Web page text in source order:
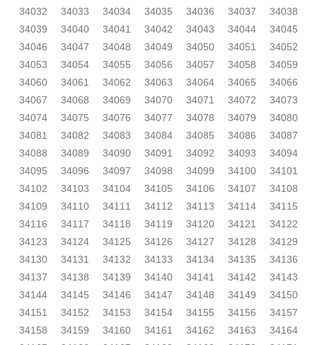
34032
34033 34034 34035 34036 34037
34038
34039
34040 34041 34042 34043 34044
34045
34046
34047 34048 34049 34050 34051
34052
34053
34054 34055 34056 34057 34058
34059
34060
34061 34062 34063 34064 34065
34066
34067
34068 34069 34070 34071 34072
34073
34074
34075 34076 34077 34078 34079
34080
34081
34082 34083 34084 34085 34086
34087
34088
34089 34090 34091 34092 34093
34094
34095
34096 34097 34098 34099 34100
34101
34102
34103 34104 34105 34106 34107
34108
34109
34110 34111 34112 34113 34114
34115
34116
34117 34118 34119 34120 34121
34122
34123
34124 34125 34126 34127 34128
34129
34130
34131 34132 34133 34134 34135
34136
34137
34138 34139 34140 34141 34142
34143
34144
34145 34146 34147 34148 34149
34150
34151
34152 34153 34154 34155 34156
34157
34158
34159 34160 34161 34162 34163
34164